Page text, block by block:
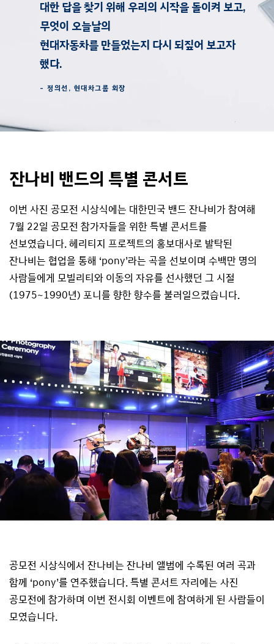
대한 답을 찾기 위해 우리의 시작을 돌이켜 보고,
무엇이 오늘날의
현대자동차를 만들었는지 다시 되짚어 보고자
했다.
- 정의선, 현대차그룹 회장
잔나비 밴드의 특별 콘서트
이번 사진 공모전 시상식에는 대한민국 밴드 잔나비가 참여해
7월 22일 공모전 참가자들을 위한 특별 콘서트를
선보였습니다. 헤리티지 프로젝트의 홍보대사로 발탁된
잔나비는 협업을 통해 ‘pony’라는 곡을 선보이며 수백만 명의
사람들에게 모빌리티와 이동의 자유를 선사했던 그 시절
(1975~1990년) 포니를 향한 향수를 불러일으켰습니다.
공모전 시상식에서 잔나비는 잔나비 앨범에 수록된 여러 곡과
함께 ‘pony’를 연주했습니다. 특별 콘서트 자리에는 사진
공모전에 참가하며 이번 전시회 이벤트에 참여하게 된 사람들이
모였습니다.